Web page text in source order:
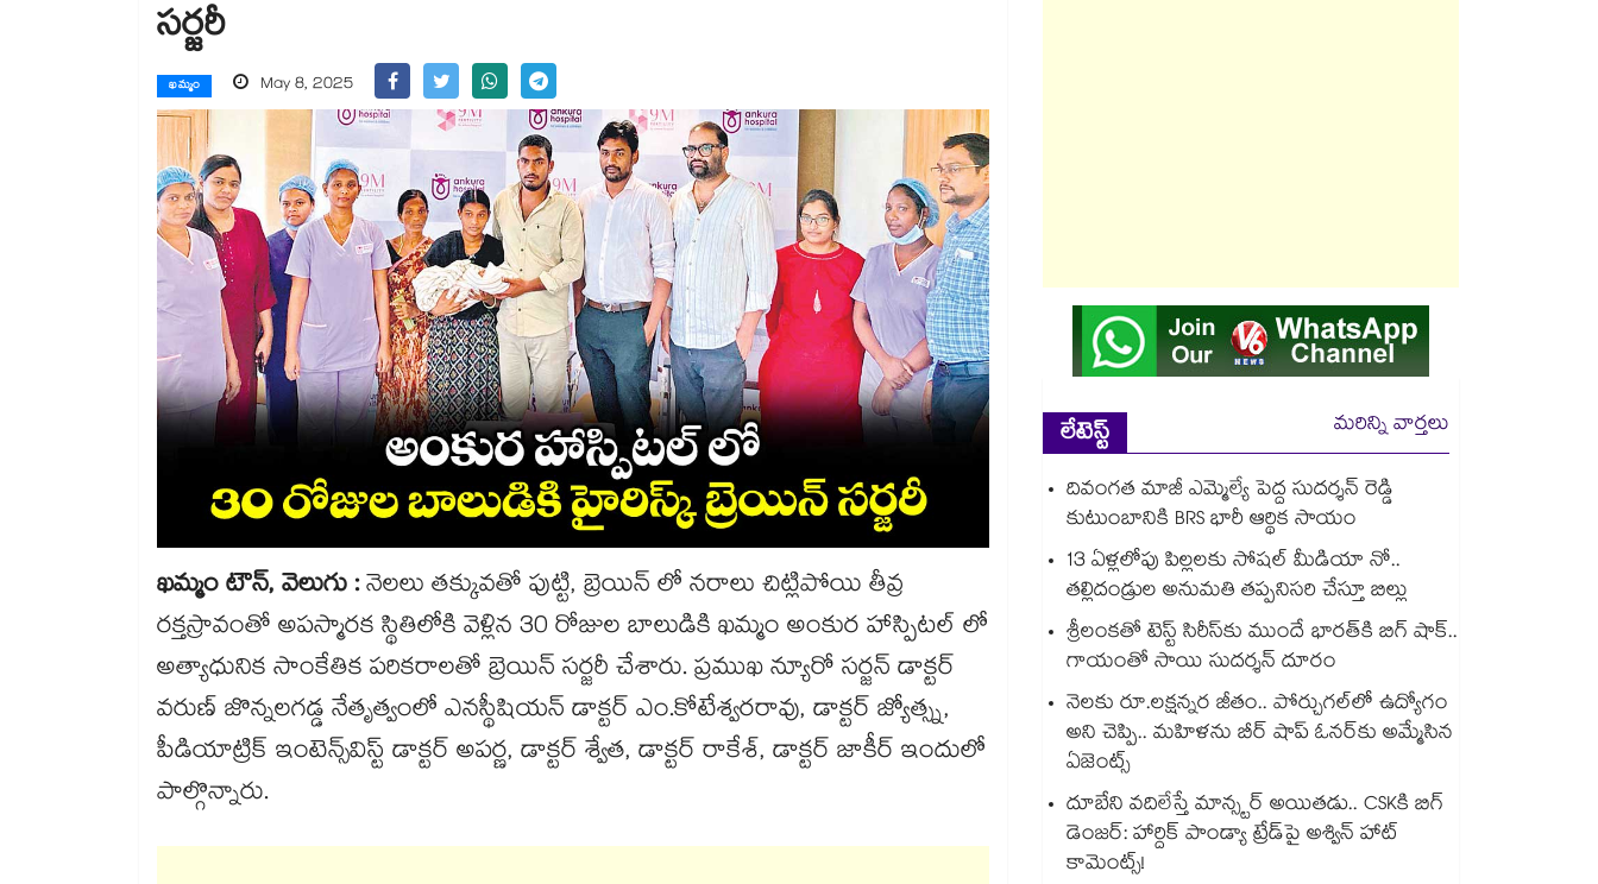
సర్జరీ
ఖమ్మం May 8, 2025
ఖమ్మం టౌన్, వెలుగు :నెలలు తక్కువతో పుట్టి, బ్రెయిన్ లో నరాలు చిట్లిపోయి తీవ్ర
రక్తస్రావంతో అపస్మారక స్థితిలోకి వెళ్లిన 30 రోజుల బాలుడికి ఖమ్మం అంకుర హాస్పిటల్ లో
అత్యాధునిక సాంకేతిక పరికరాలతో బ్రెయిన్ సర్జరీ చేశారు. ప్రముఖ న్యూరో సర్జన్ డాక్టర్
వరుణ్ జొన్నలగడ్డ నేతృత్వంలో ఎనస్థీషియన్ డాక్టర్ ఎం.కోటేశ్వరరావు, డాక్టర్ జ్యోత్స్న,
పీడియాట్రిక్ ఇంటెన్స్​విస్ట్ డాక్టర్ అపర్ణ, డాక్టర్​ శ్వేత, డాక్టర్ రాకేశ్, డాక్టర్ జాకీర్ ఇందులో
పాల్గొన్నారు.
లేటెస్ట్
మరిన్ని వార్తలు
దివంగత మాజీ ఎమ్మెల్యే పెద్ద సుదర్శన్ రెడ్డి
కుటుంబానికి BRS భారీ ఆర్థిక సాయం
13 ఏళ్లలోపు పిల్లలకు సోషల్ మీడియా నో..
తల్లిదండ్రుల అనుమతి తప్పనిసరి చేస్తూ బిల్లు
శ్రీలంకతో టెస్ట్ సిరీస్‌కు ముందే భారత్⁬కి బిగ్ షాక్..
గాయంతో సాయి సుదర్శన్ దూరం
నెలకు రూ.లక్షన్నర జీతం.. పోర్చుగల్⁭లో ఉద్యోగం
అని చెప్పి.. మహిళను బీర్ షాప్ ఓనర్⁭కు అమ్మేసిన
ఏజెంట్స్
దూబేని వదిలేస్తే మాన్స్టర్ అయితడు.. CSKకి బిగ్
డెంజర్: హార్దిక్ పాండ్యా ట్రేడ్‌పై అశ్విన్ హాట్
కామెంట్స్!